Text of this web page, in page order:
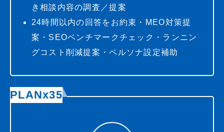
き相談内容の調査／提案
24時間以内の回答をお約束・MEO対策提
案・SEOベンチマークチェック・ランニン
グコスト削減提案・ペルソナ設定補助
PLANx35